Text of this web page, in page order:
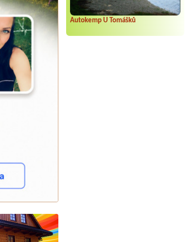
Autokemp U Tomášků